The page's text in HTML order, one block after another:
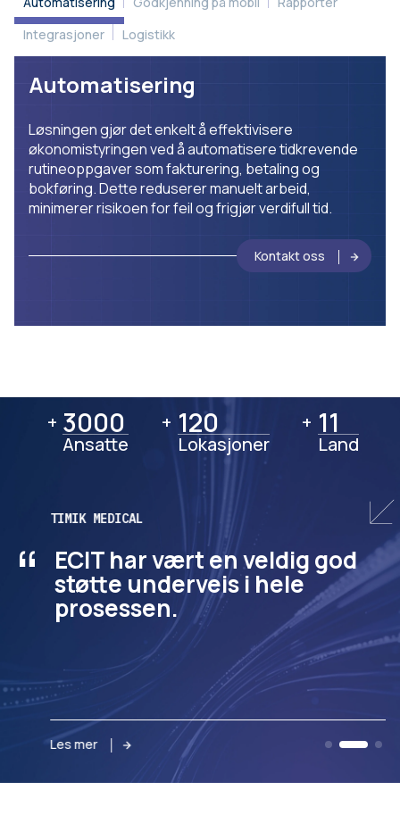
Automatisering
Løsningen gjør det enkelt å effektivisere
økonomistyringen ved å automatisere tidkrevende
rutineoppgaver som fakturering, betaling og
bokføring. Dette reduserer manuelt arbeid,
minimerer risikoen for feil og frigjør verdifull tid.
Kontakt oss
Integrasjoner
Logistikk
+ 3000
3000
Ansatte
+ 120
120
Lokasjoner
+ 11
11
Land
“
TIMIK MEDICAL
ECIT har vært en veldig god
støtte underveis i hele
prosessen.
Les mer